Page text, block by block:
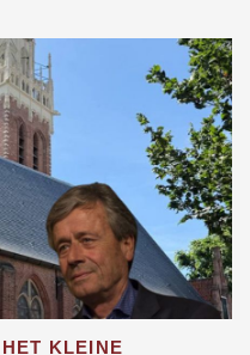
KLEINE